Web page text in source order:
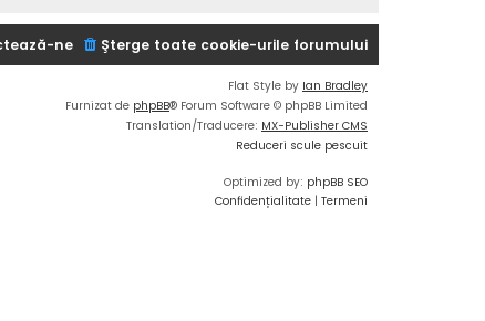
Şterge toate cookie-urile forumului
ne
Flat Style by Ian Bradley
Furnizat de phpBB® Forum Software © phpBB Limited
Translation/Traducere: MX-Publisher CMS
Reduceri scule pescuit
Optimized by: phpBB SEO
Confidențialitate | Termeni